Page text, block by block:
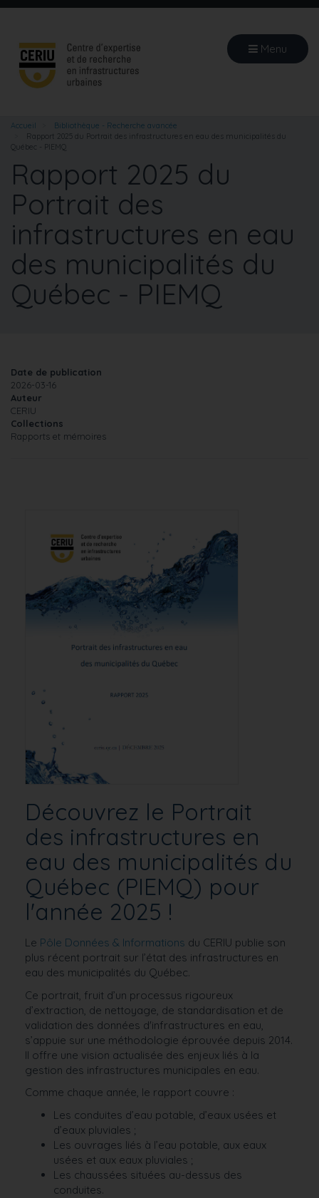
Aller
principal
Menu
Accueil
Bibliothèque - Recherche avancée
Rapport 2025 du Portrait des infrastructures en eau des municipalités du
Québec - PIEMQ
Rapport 2025 du
Portrait des
infrastructures en eau
des municipalités du
Québec - PIEMQ
Date de publication
2026-03-16
Auteur
CERIU
Collections
Rapports et mémoires
Découvrez le Portrait
des infrastructures en
eau des municipalités du
Québec (PIEMQ) pour
l'année 2025 !
Le Pôle Données & Informations du CERIU publie son
plus récent portrait sur l’état des infrastructures en
eau des municipalités du Québec.
Ce portrait, fruit d’un processus rigoureux
d’extraction, de nettoyage, de standardisation et de
validation des données d'infrastructures en eau,
s’appuie sur une méthodologie éprouvée depuis 2014.
Il offre une vision actualisée des enjeux liés à la
gestion des infrastructures municipales en eau.
Comme chaque année, le rapport couvre :
Les conduites d’eau potable, d’eaux usées et
d’eaux pluviales ;
Les ouvrages liés à l’eau potable, aux eaux
usées et aux eaux pluviales ;
Les chaussées situées au-dessus des
conduites.